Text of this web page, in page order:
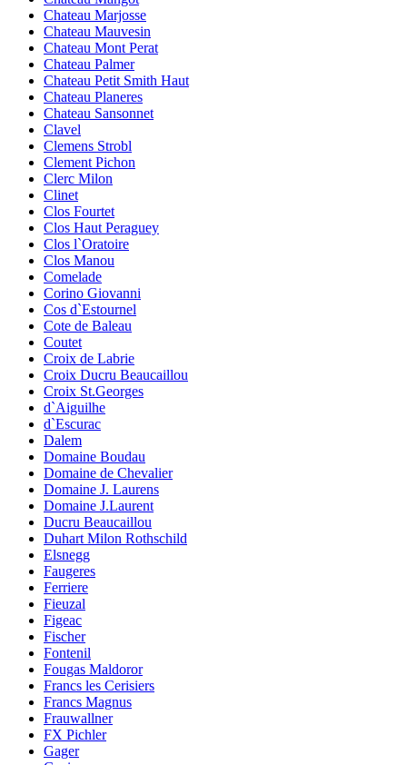
Chateau Marjosse
Chateau Mauvesin
Chateau Mont Perat
Chateau Palmer
Chateau Petit Smith Haut
Chateau Planeres
Chateau Sansonnet
Clavel
Clemens Strobl
Clement Pichon
Clerc Milon
Clinet
Clos Fourtet
Clos Haut Peraguey
Clos l`Oratoire
Clos Manou
Comelade
Corino Giovanni
Cos d`Estournel
Cote de Baleau
Coutet
Croix de Labrie
Croix Ducru Beaucaillou
Croix St.Georges
d`Aiguilhe
d`Escurac
Dalem
Domaine Boudau
Domaine de Chevalier
Domaine J. Laurens
Domaine J.Laurent
Ducru Beaucaillou
Duhart Milon Rothschild
Elsnegg
Faugeres
Ferriere
Fieuzal
Figeac
Fischer
Fontenil
Fougas Maldoror
Francs les Cerisiers
Francs Magnus
Frauwallner
FX Pichler
Gager